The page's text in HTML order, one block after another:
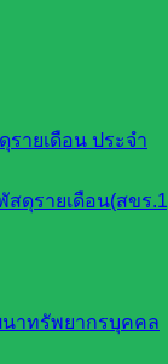
ายเดือน ประจำ
ดุรายเดือน(สขร
าทรัพยากรบุคคล